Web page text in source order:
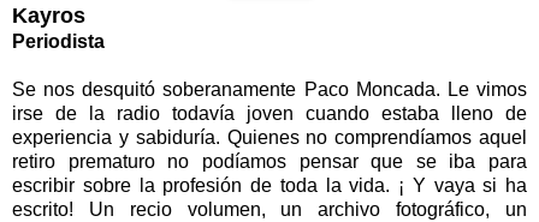
Kayros
Periodista
Se nos desquitó soberanamente Paco Moncada. Le vimos
irse de la radio todavía joven cuando estaba lleno de
experiencia y sabiduría. Quienes no comprendíamos aquel
retiro prematuro no podíamos pensar que se iba para
escribir sobre la profesión de toda la vida. ¡ Y vaya si ha
escrito! Un recio volumen, un archivo fotográfico, un